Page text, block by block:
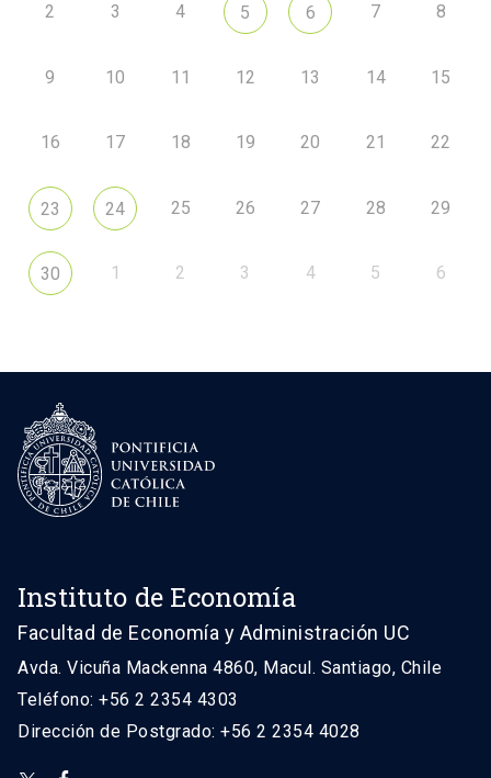
2 3 4 5 6 7 8
9 10 11 12 13 14 15
16 17 18 19 20 21 22
23 24 25 26 27 28 29
30 1 2 3 4 5 6
Instituto de Economía
Facultad de Economía y Administración UC
Avda. Vicuña Mackenna 4860, Macul. Santiago, Chile
Teléfono: +56 2 2354 4303
Dirección de Postgrado: +56 2 2354 4028